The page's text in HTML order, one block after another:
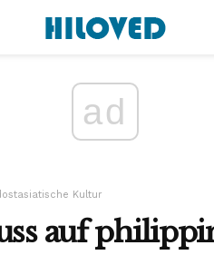
ad
Kultur
auf